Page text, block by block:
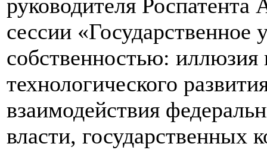
руководителя
сессии «Государственное
собственностью:
технологического
взаимодействия
власти, государственных